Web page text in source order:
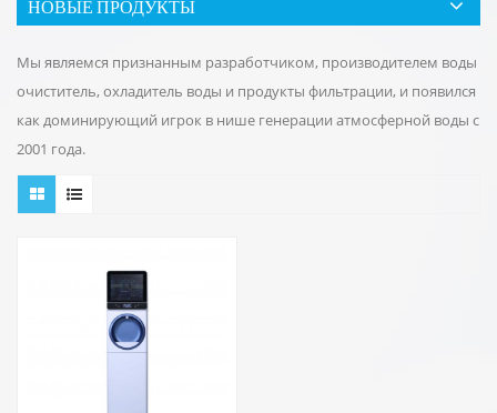
НОВЫЕ ПРОДУКТЫ
Мы являемся признанным разработчиком, производителем воды
очиститель, охладитель воды и продукты фильтрации, и появился
как доминирующий игрок в нише генерации атмосферной воды с
2001 года.